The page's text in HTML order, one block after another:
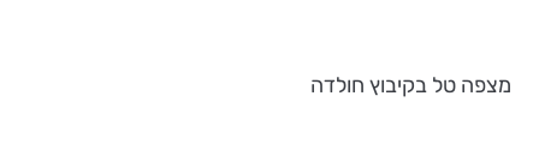
מצפה טל בקיבוץ חולדה